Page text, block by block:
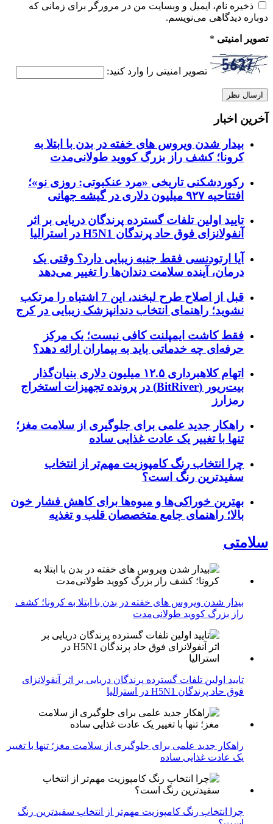
ذخیره نام، ایمیل و وبسایت من در مرورگر برای زمانی که
دوباره دیدگاهی می‌نویسم.
تصویر امنیتی *
تصویر امنیتی را وارد کنید:
آخرین اخبار
بیدار شدن ویروس‌ های خفته در بدن با ابتلا به
کرونا؛ کشف راز بزرگ کووید طولانی‌مدت
رکوردشکنی تاریخی «مرد عنکبوتی: روزی نو»؛
افتتاحیه ۹۲۷ میلیون دلاری در گیشه جهانی
تایید اولین تلفات گسترده پرندگان دریایی بر اثر
آنفولانزای فوق حاد پرندگان H5N1 در استرالیا
آیا ارتودنسی فقط جنبه زیبایی دارد؟ وقتی یک
درمان، آینده سلامت دندان‌ها را تغییر می‌دهد
قبل از اصلاح طرح لبخند، این 7 اشتباه را مرتکب
نشوید؛ راهنمای انتخاب دندانپزشک زیبایی در کرج
فقط کاشت ایمپلنت کافی نیست؛ یک مرکز
حرفه‌ای چه خدماتی باید به بیماران ارائه دهد؟
اتهام کلاهبرداری ۱۲.۵ میلیون دلاری بنیان‌گذار
بیت‌ریور (BitRiver) در پرونده تجهیزات استخراج
رمزارز
راهکار جدید علمی برای جلوگیری از سلامت مغز؛
تنها با تغییر یک عادت غذایی ساده
چرا انتخاب رنگ کامپوزیت مهم‌تر از انتخاب
سفیدترین رنگ است؟
بهترین خوراکی‌ها و میوه‌ها برای کاهش فشار خون
بالا؛ راهنمای جامع متخصصان قلب و تغذیه
سلامتی
بیدار شدن ویروس‌ های خفته در بدن با ابتلا به کرونا؛ کشف
راز بزرگ کووید طولانی‌مدت
تایید اولین تلفات گسترده پرندگان دریایی بر اثر آنفولانزای
فوق حاد پرندگان H5N1 در استرالیا
راهکار جدید علمی برای جلوگیری از سلامت مغز؛ تنها با تغییر
یک عادت غذایی ساده
چرا انتخاب رنگ کامپوزیت مهم‌تر از انتخاب سفیدترین رنگ